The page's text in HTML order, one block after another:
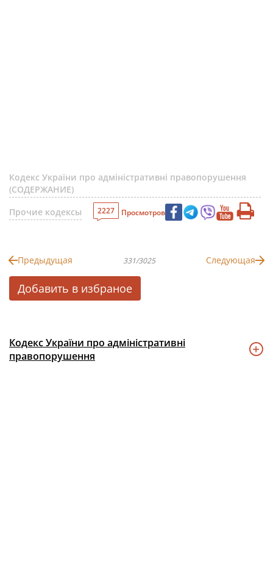
Кодекс України про адміністративні правопорушення
(СОДЕРЖАНИЕ)
Прочие кодексы
2227 Просмотров
Предыдущая 331/3025 Следующая
Добавить в избраное
Кодекс України про адміністративні
правопорушення